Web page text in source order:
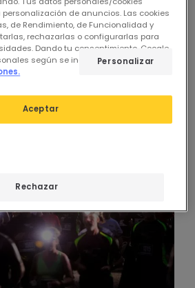
actividades deportivas que
por la noche son muy
el equipamiento que
salir a correr o en
de las más populares
de anuncios. Las cookies
de Rendimiento, de Funcionalidad y
rechazarlas o configurarlas para
Dando tu consentimiento, Google
según se indica en su sitio de
Rechazar
Aceptar
Personalizar